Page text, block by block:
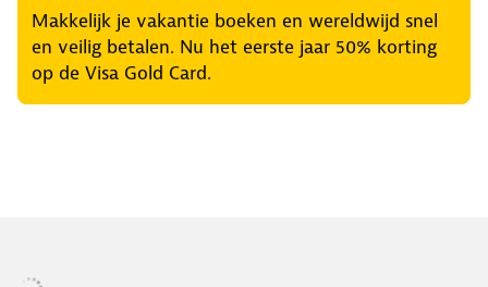
Makkelijk je vakantie boeken en wereldwijd snel
en veilig betalen. Nu het eerste jaar 50% korting
op de Visa Gold Card.